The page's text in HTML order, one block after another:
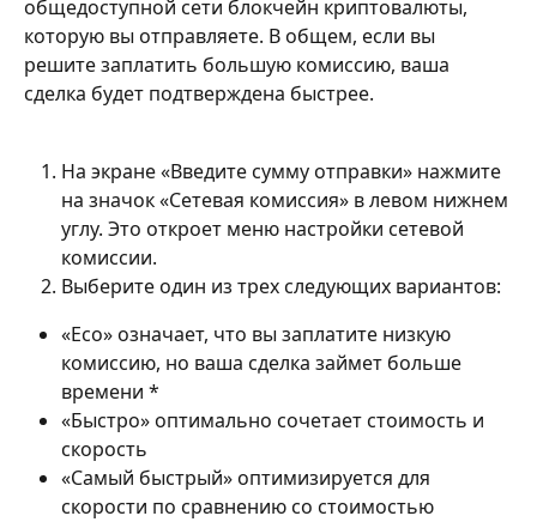
общедоступной сети блокчейн криптовалюты,
которую вы отправляете. В общем, если вы
решите заплатить большую комиссию, ваша
сделка будет подтверждена быстрее.
На экране «Введите сумму отправки» нажмите
на значок «Сетевая комиссия» в левом нижнем
углу. Это откроет меню настройки сетевой
комиссии.
Выберите один из трех следующих вариантов:
«Eco» означает, что вы заплатите низкую
комиссию, но ваша сделка займет больше
времени *
«Быстро» оптимально сочетает стоимость и
скорость
«Самый быстрый» оптимизируется для
скорости по сравнению со стоимостью